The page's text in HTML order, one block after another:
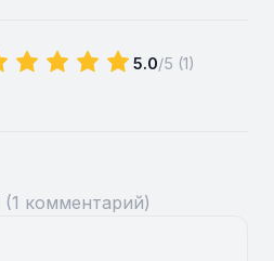
5.0/5 (1)
(1 комментарий)